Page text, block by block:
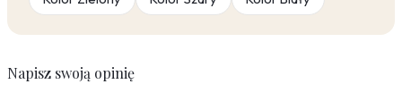
Napisz swoją opinię